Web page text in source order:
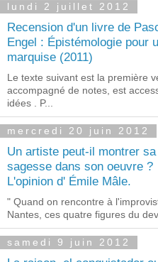
lundi 2 juillet 2012
Recension d'un livre de
Engel : Épistémologie pour
marquise (2011)
Le texte suivant est la première
accompagné de notes, est
idées . P...
mercredi 20 juin 2012
Un artiste peut-il montrer sa
sagesse dans son oeuvre ?
L'opinion d' Émile Mâle.
" Quand on rencontre à
Nantes, ces quatre figures du
samedi 9 juin 2012